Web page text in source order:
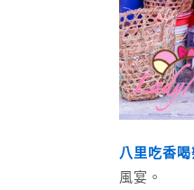
八里吃香
風宴。